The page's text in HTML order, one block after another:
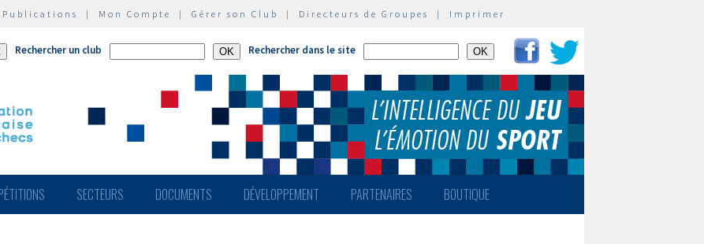
Publications | Mon Compte | Gérer son Club | Directeurs de Groupes | Imprimer
Rechercher un club Rechercher dans le site
SECTEURS DOCUMENTS DÉVELOPPEMENT PARTENAIRES BOUTIQUE